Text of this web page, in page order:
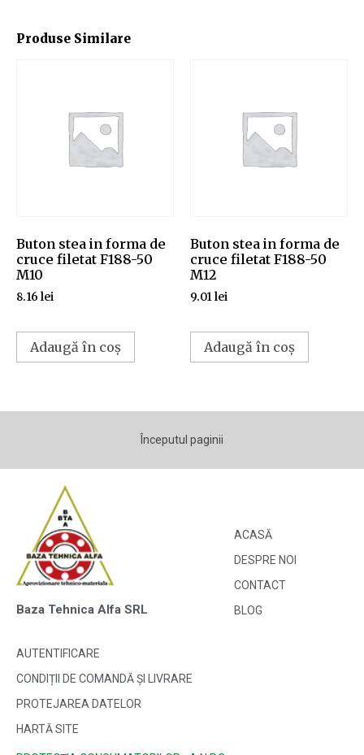
Produse Similare
Buton stea in forma de
cruce filetat F188-50
M10
8.16 lei
Adaugă în coș
Buton stea in forma de
cruce filetat F188-50
M12
9.01lei
Adaugă în coș
Începutul paginii
Baza Tehnica Alfa SRL
ACASĂ
DESPRE NOI
CONTACT
BLOG
AUTENTIFICARE
CONDIȚII DE COMANDĂ ȘI LIVRARE
PROTEJAREA DATELOR
HARTĂ SITE